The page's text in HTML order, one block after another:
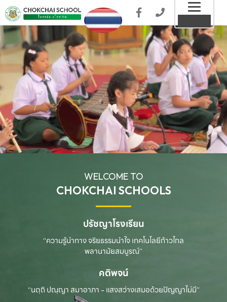
WELCOME TO
CHOKCHAI SCHOOLS
ปรัชญาโรงเรียน
“ความรู้นำทาง จริยธรรมนำใจ เทคโนโลยีก้าวไกล
พลานามัยสมบูรณ์”
คติพจน์
“นตฺถิ ปณฺญา สมาอาภา - แสงสว่างเสมอด้วยปัญญาไม่มี”